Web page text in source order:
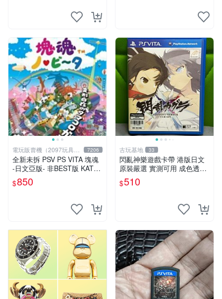
電玩販賣機（2097玩具公
仔舖
7206
全新未拆 PSV PS VITA 塊魂
-日文亞版- 非BEST版 KATA
MARI
$850
古玩基地 33
閃亂神樂遊戲卡帶 港版日文
原裝嚴選 實測可用 成色透明
保証 正常玩耍無問題 閃亂神
樂 港版 日文 卡帶 港行
$510